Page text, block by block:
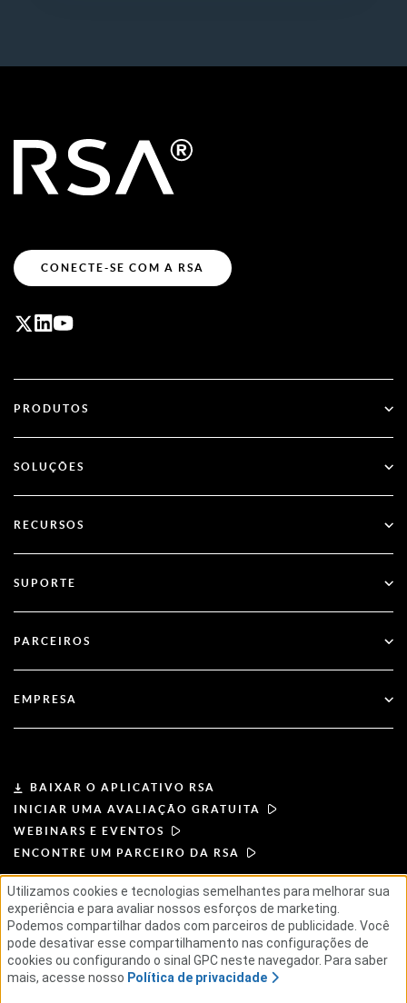
CONECTE-SE COM A RSA
PRODUTOS
SecurID
SOLUÇÕES
Autenticação Multifator
Serviços financeiros
RECURSOS
Blog
Documentação
SUPORTE
Suporte ao Cliente
PARCEIROS
Torne-se um parceiro
EMPRESA
Liderança
Notícias e imprensa
Recursos
Carreiras
BAIXAR O APLICATIVO RSA
INICIAR UMA AVALIAÇÃO GRATUITA
WEBINARS E EVENTOS
ENCONTRE UM PARCEIRO DA RSA
TERMOS DE USOPOLÍTICA DE PRIVACIDADE
CONTRATOS PADRÃO
PRINCÍPIOS DO FORNECEDOR
CADEIA DE SUPRIMENTOS ÉTICAESG
Utilizamos cookies e tecnologias semelhantes para melhorar sua
experiência e para avaliar nossos esforços de marketing.
Podemos compartilhar dados com parceiros de publicidade. Você
pode desativar esse compartilhamento nas configurações de
cookies ou configurando o sinal GPC neste navegador. Para saber
mais, acesse nosso Política de privacidade